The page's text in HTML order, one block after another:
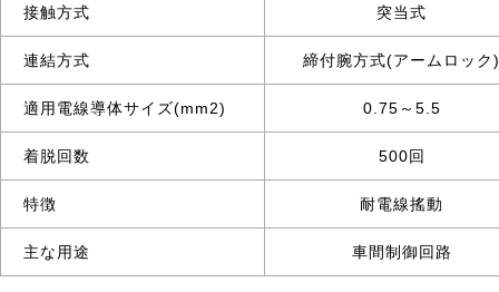
接触方式 突当式
連結方式 締付腕方式(アームロック
適用電線導体サイズ(mm2) 0.75～5.5
着脱回数 500回
特徴 耐電線搖動
主な用途 車間制御回路